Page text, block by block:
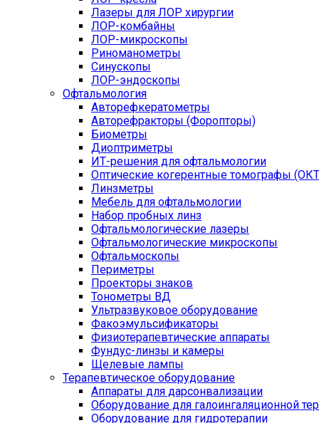
Лазеры для ЛОР хирургии
ЛОР-комбайны
ЛОР-микроскопы
Риноманометры
Синускопы
ЛОР-эндоскопы
Офтальмология
Авторефкератометры
Авторефракторы (Форопторы)
Биометры
Диоптриметры
ИТ-решения для офтальмологии
Оптические когерентные томографы
Линзметры
Мебель для офтальмологии
Набор пробных линз
Офтальмологические лазеры
Офтальмологические микроскопы
Офтальмоскопы
Периметры
Проекторы знаков
Тонометры ВД
Ультразвуковое оборудование
Факоэмульсификаторы
Физиотерапевтические аппараты
Фундус-линзы и камеры
Щелевые лампы
Терапевтическое оборудование
Аппараты для дарсонвализации
Оборудование для галоингаляционной
Оборудование для гидротерапии